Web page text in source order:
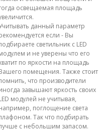
освещаемая площадь
данный параметр
если - Вы
светильник с LED
и не уверены что его
по яркости на площадь
помещения. Также стоит
что производители
завышают яркость своих
модулей не учитывая,
поглощение света
Так что подбирать
с небольшим запасом.